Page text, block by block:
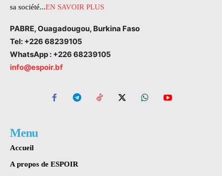
sa société...EN SAVOIR PLUS
PABRE, Ouagadougou, Burkina Faso
Tel: +226 68239105
WhatsApp : +226 68239105
info@espoir.bf
Menu
Accueil
A propos de ESPOIR